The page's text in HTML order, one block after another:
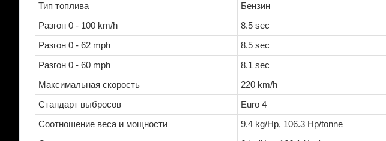
Тип топлива
Бензин
Разгон 0 - 100 km/h
8.5 sec
Разгон 0 - 62 mph
8.5 sec
Разгон 0 - 60 mph
8.1 sec
Максимальная скорость
220 km/h
Стандарт выбросов
Euro 4
Соотношение веса и мощности
9.4 kg/Hp, 106.3 Hp/tonne